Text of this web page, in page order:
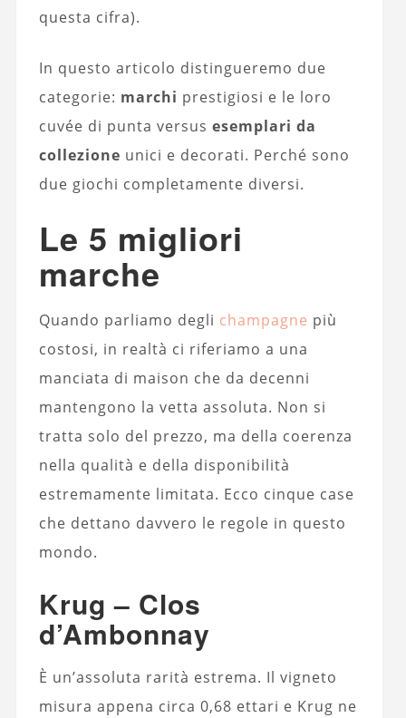
questa cifra).
In questo articolo distingueremo due
categorie: marchi prestigiosi e le loro
cuvée di punta versus esemplari da
collezione unici e decorati. Perché sono
due giochi completamente diversi.
Le 5 migliori
marche
Quando parliamo degli champagne più
costosi, in realtà ci riferiamo a una
manciata di maison che da decenni
mantengono la vetta assoluta. Non si
tratta solo del prezzo, ma della coerenza
nella qualità e della disponibilità
estremamente limitata. Ecco cinque case
che dettano davvero le regole in questo
mondo.
Krug – Clos
d’Ambonnay
È un’assoluta rarità estrema. Il vigneto
misura appena circa 0,68 ettari e Krug ne